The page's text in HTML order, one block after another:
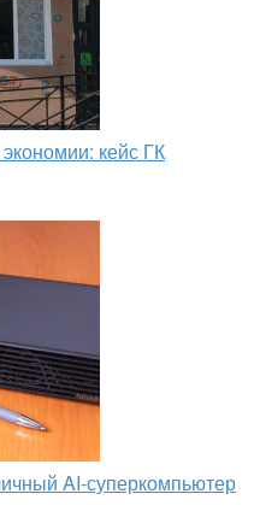
кейс ГК
AI-суперкомпьютер